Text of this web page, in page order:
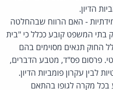
הדיון.
- האם הרווח שבהחלטה
הפסדה - סעיף 68 לחוק בתי המשפט קובע ככלל כי "בית
החוק תנאים מסוימים בהם
פרסום פס"ד, מטבע הדברים,
לבין עקרון פומביות הדיון.
מקרה לגופו בהתאם